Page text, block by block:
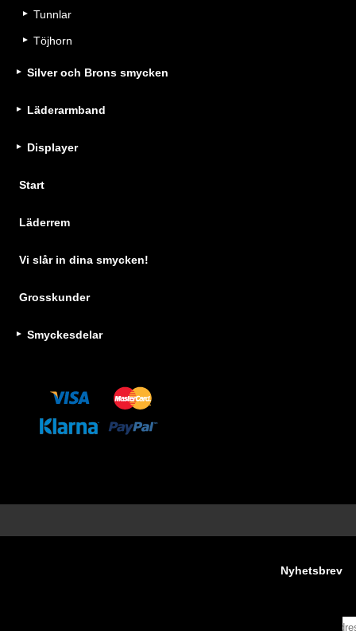
Tunnlar
Töjhorn
Silver och Brons smycken
Läderarmband
Displayer
Start
Läderrem
Vi slår in dina smycken!
Grosskunder
Smyckesdelar
Nyhetsbrev